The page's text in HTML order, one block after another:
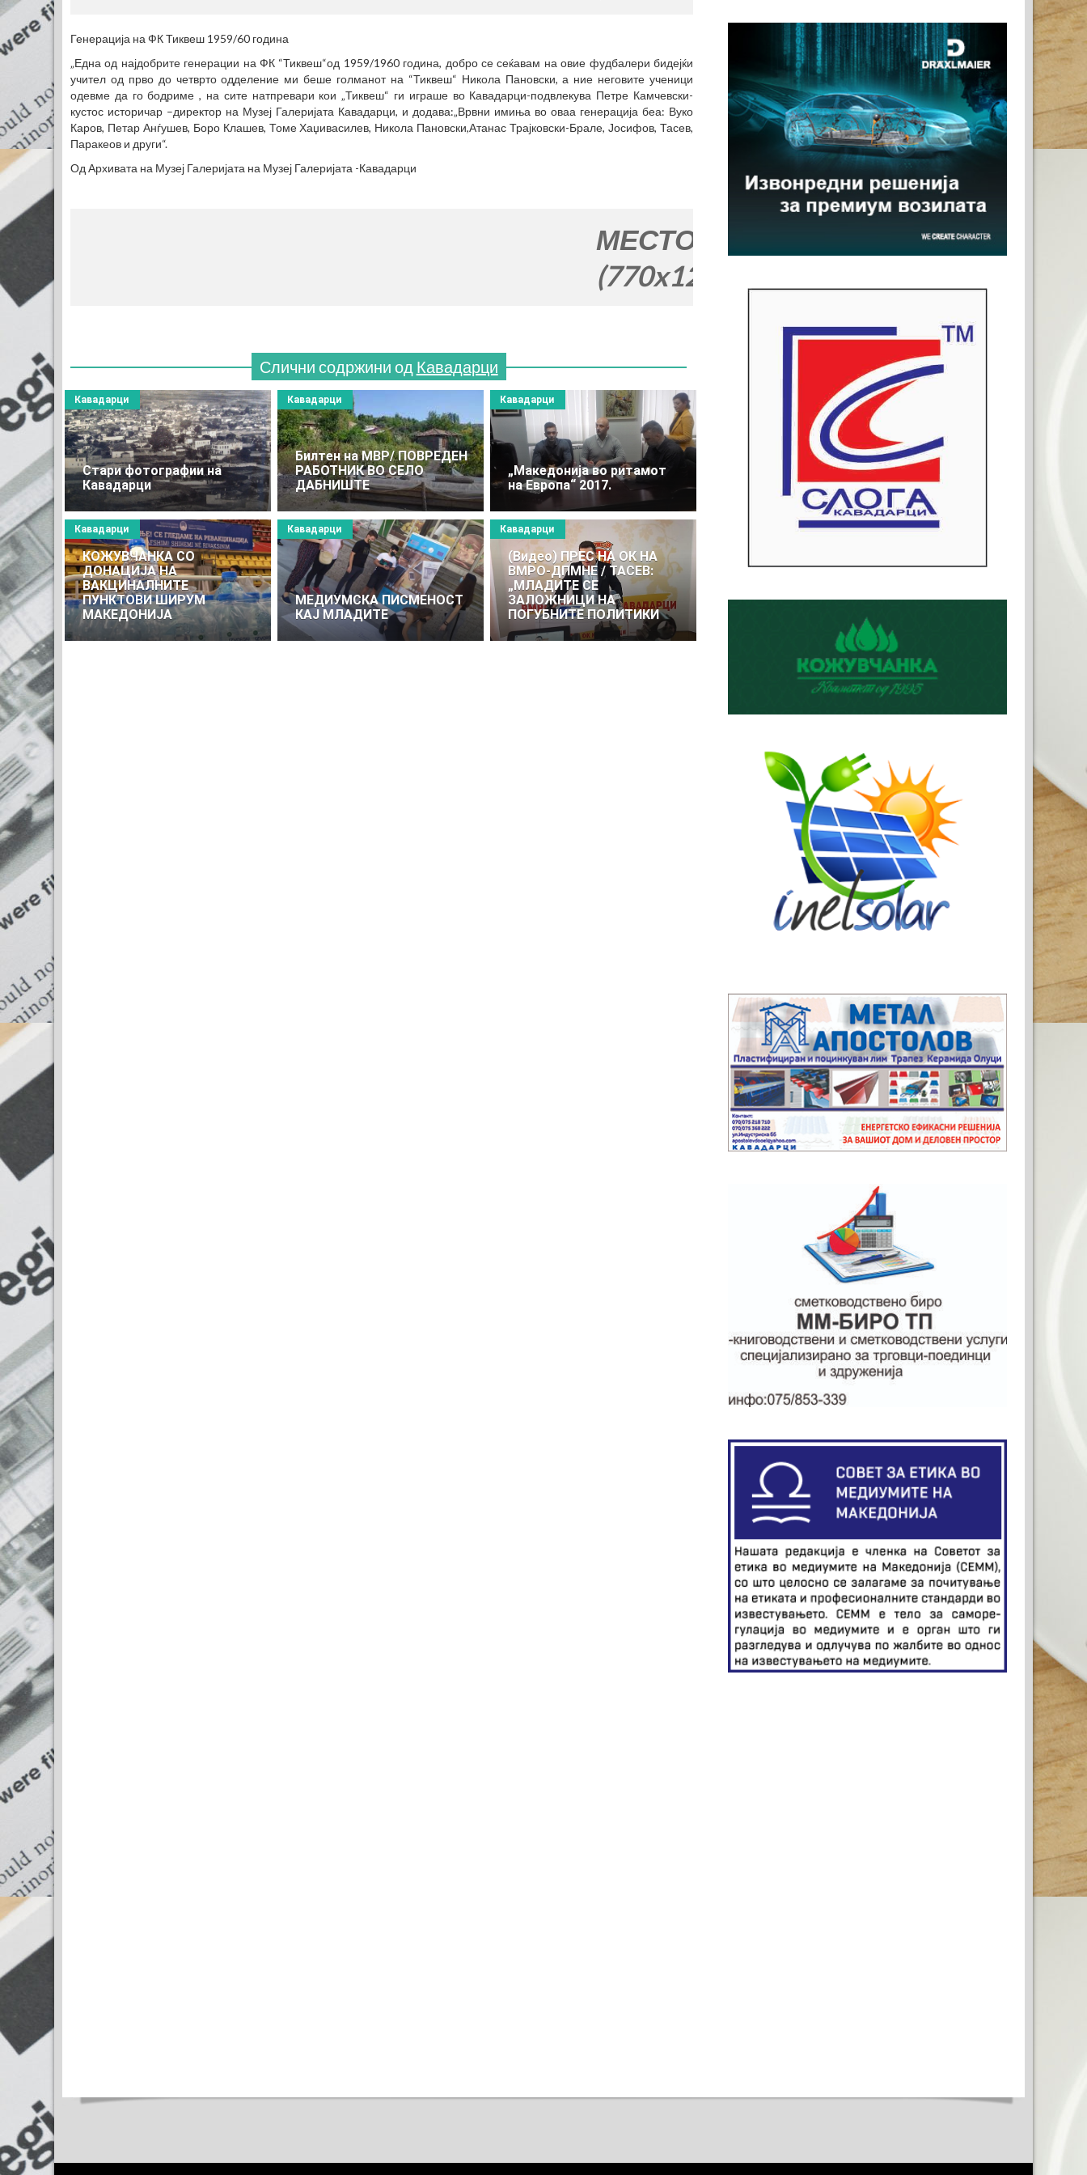
Генерација на ФК Тиквеш 1959/60 година
„Една од најдобрите генерации на ФК “Тиквеш“од 1959/1960 година, добро се сеќавам на овие фудбалери бидејќи
учител од прво до четврто одделение ми беше голманот на “Тиквеш“ Никола Пановски, а ние неговите ученици
одевме да го бодриме , на сите натпревари кои „Тиквеш“ ги играше во Кавадарци-подвлекува Петре Камчевски-
кустос историчар –директор на Музеј Галеријата Кавадарци, и додава:„Врвни имиња во оваа генерација беа: Вуко
Каров, Петар Анѓушев, Боро Клашев, Томе Хаџивасилев, Никола Пановски,Атанас Трајковски-Брале, Јосифов, Тасев,
Паракеов и други“.
Од Архивата на Музеј Галеријата на Музеј Галеријата -Кавадарци
МЕСТО ЗА ВАШАТА РЕКЛАМА
(770x120)
Слични содржини од Кавадарци
Стари фотографии на
Кавадарци
Кавадарци
Билтен на МВР/ ПОВРЕДЕН
РАБОТНИК ВО СЕЛО
ДАБНИШТЕ
Кавадарци
„Македонија во ритамот
на Европа“ 2017.
Кавадарци
КОЖУВЧAНКА СО
ДОНАЦИЈА НА
ВАКЦИНАЛНИТЕ
ПУНКТОВИ ШИРУМ
МАКЕДОНИЈА
Кавадарци
МЕДИУМСКА ПИСМЕНОСТ
КАЈ МЛАДИТЕ
Кавадарци
(Видео) ПРЕС НА ОК НА
ВМРО-ДПМНЕ / ТАСЕВ:
„МЛАДИТЕ СЕ
ЗАЛОЖНИЦИ НА
ПОГУБНИТЕ ПОЛИТИКИ
Кавадарци